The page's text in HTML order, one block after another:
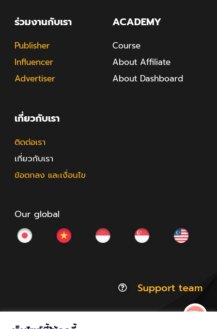
ร่วมงานกับเรา
Publisher
Influencer
Advertiser
ACADEMY
Course
About Affiliate
About Dashboard
เกี่ยวกับเรา
ติดต่อเรา
เกี่ยวกับเรา
ข้อตกลง และเงื่อนไข
Our global
Support team